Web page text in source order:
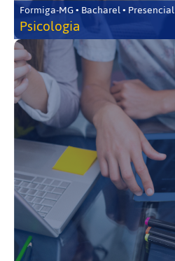
Formiga-MG • Bacharel • Presencial
Psicologia